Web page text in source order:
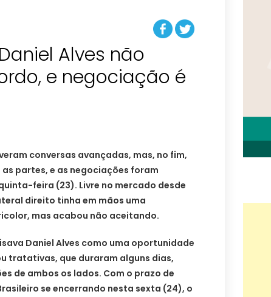
Alves não
e negociação é
conversas avançadas, mas, no fim,
partes, e as negociações foram
feira (23). Livre no mercado desde
direito tinha em mãos uma
mas acabou não aceitando.
Daniel Alves como uma oportunidade
tratativas, que duraram alguns dias,
de ambos os lados. Com o prazo de
se encerrando nesta sexta (24), o